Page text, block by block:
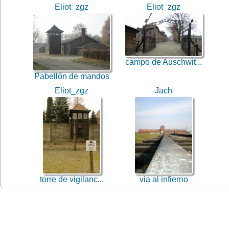
Eliot_zgz
Pabellón de mandos
Eliot_zgz
campo de Auschwit...
Eliot_zgz
torre de vigilanc...
Jach
via al infierno